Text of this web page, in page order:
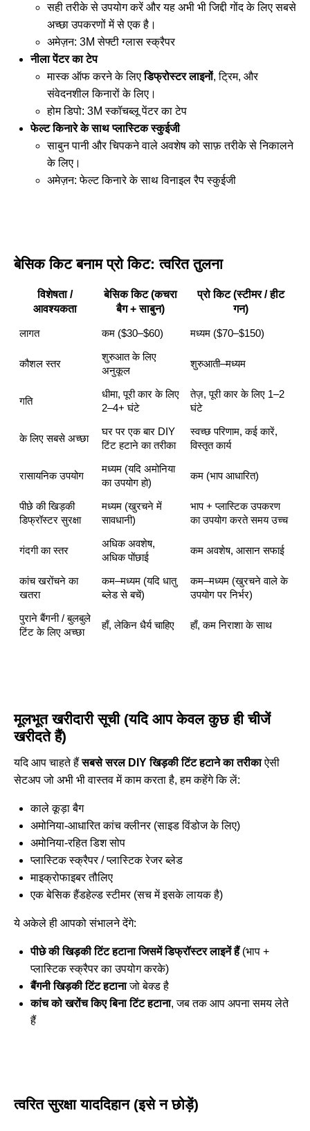
सही तरीके से उपयोग करें और यह अभी भी जिद्दी गोंद के लिए सबसे
अच्छा उपकरणों में से एक है।
अमेज़न: 3M सेफ्टी ग्लास स्क्रैपर
नीला पेंटर का टेप
मास्क ऑफ करने के लिएडिफ्रोस्टर लाइनों, ट्रिम, और
संवेदनशील किनारों के लिए।
होम डिपो: 3M स्कॉचब्लू पेंटर का टेप
फेल्ट किनारे के साथ प्लास्टिक स्कुईजी
साबुन पानी और चिपकने वाले अवशेष को साफ़ तरीके से निकालने
के लिए।
अमेज़न:फेल्ट किनारे के साथ विनाइल रैप स्कुईजी
बेसिक किट बनाम प्रो किट: त्वरित तुलना
विशेषता /
आवश्यकता
बेसिक किट (कचरा
बैग + साबुन)
प्रो किट (स्टीमर / हीट
गन)
लागत कम ($30–$60) मध्यम ($70–$150)
कौशल स्तर
शुरुआत के लिए
अनुकूल
शुरुआती–मध्यम
गति
धीमा, पूरी कार के लिए
2–4+ घंटे
तेज़, पूरी कार के लिए 1–2
घंटे
के लिए सबसे अच्छा
घर पर एक बार DIY
टिंट हटाने का तरीका
स्वच्छ परिणाम, कई कारें,
विस्तृत कार्य
रासायनिक उपयोग
मध्यम (यदि अमोनिया
का उपयोग हो)
कम (भाप आधारित)
पीछे की खिड़की
डिफ्रॉस्टर सुरक्षा
मध्यम (खुरचने में
सावधानी)
भाप + प्लास्टिक उपकरण
का उपयोग करते समय उच्च
गंदगी का स्तर
अधिक अवशेष,
अधिक पोंछाई
कम अवशेष, आसान सफाई
कांच खरोंचने का
खतरा
कम–मध्यम (यदि धातु
ब्लेड से बचें)
कम–मध्यम (खुरचने वाले के
उपयोग पर निर्भर)
पुराने बैंगनी / बुलबुले
टिंट के लिए अच्छा
हाँ, लेकिन धैर्य चाहिए हाँ, कम निराशा के साथ
मूलभूत खरीदारी सूची (यदि आप केवल कुछ ही चीजें
खरीदते हैं)
यदि आप चाहते हैंसबसे सरल DIY खिड़की टिंट हटाने का तरीकाऐसी
सेटअप जो अभी भी वास्तव में काम करता है, हम कहेंगे कि लें:
काले कूड़ा बैग
अमोनिया-आधारित कांच क्लीनर (साइड विंडोज के लिए)
अमोनिया-रहित डिश सोप
प्लास्टिक स्क्रैपर / प्लास्टिक रेजर ब्लेड
माइक्रोफाइबर तौलिए
एक बेसिक हैंडहेल्ड स्टीमर (सच में इसके लायक है)
ये अकेले ही आपको संभालने देंगे:
पीछे की खिड़की टिंट हटाना जिसमें डिफ्रॉस्टर लाइनें हैं(भाप +
प्लास्टिक स्क्रैपर का उपयोग करके)
बैंगनी खिड़की टिंट हटानाजो बेक्ड है
कांच को खरोंच किए बिना टिंट हटाना, जब तक आप अपना समय लेते
हैं
त्वरित सुरक्षा याददिहान (इसे न छोड़ें)